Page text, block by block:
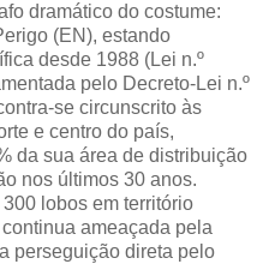
dramático do costume:
(EN), estando
desde 1988 (Lei n.º
pelo Decreto-Lei n.º
se circunscrito às
e centro do país,
da sua área de distribuição
nos últimos 30 anos.
lobos em território
ameaçada pela
perseguição direta pelo